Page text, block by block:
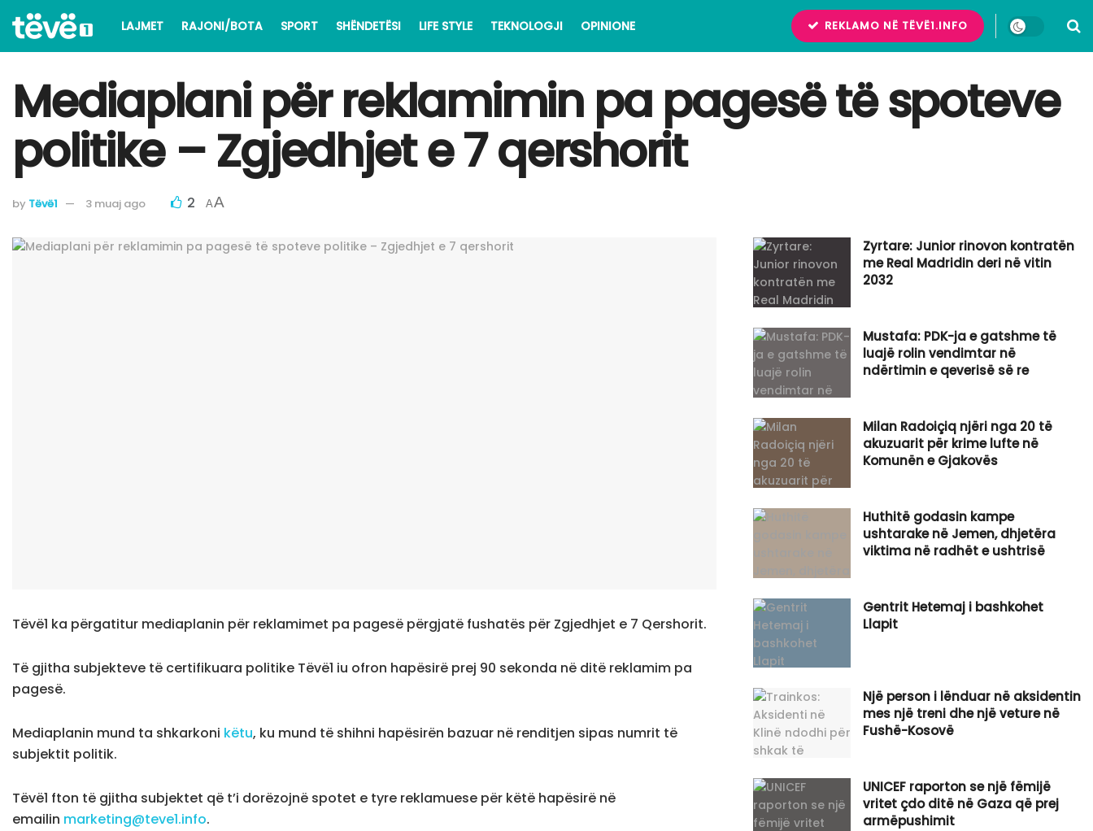
LAJMET RAJONI/BOTA SPORT SHËNDETËSI LIFE STYLE TEKNOLOGJI OPINIONE REKLAMO NË TËVË1.INFO
Mediaplani për reklamimin pa pagesë të spoteve
politike – Zgjedhjet e 7 qershorit
by Tëvë1 3 muaj ago 2 AA
Tëvë1 ka përgatitur mediaplanin për reklamimet pa pagesë përgjatë fushatës për Zgjedhjet e 7 Qershorit.
Të gjitha subjekteve të certifikuara politike Tëvë1 iu ofron hapësirë prej 90 sekonda në ditë reklamim pa
pagesë.
Mediaplanin mund ta shkarkoni këtu, ku mund të shihni hapësirën bazuar në renditjen sipas numrit të
subjektit politik.
Tëvë1 fton të gjitha subjektet që t’i dorëzojnë spotet e tyre reklamuese për këtë hapësirë në
emailin marketing@teve1.info.
Zyrtare: Junior rinovon kontratën
me Real Madridin deri në vitin
2032
Mustafa: PDK-ja e gatshme të
luajë rolin vendimtar në
ndërtimin e qeverisë së re
Milan Radoiçiq njëri nga 20 të
akuzuarit për krime lufte në
Komunën e Gjakovës
Huthitë godasin kampe
ushtarake në Jemen, dhjetëra
viktima në radhët e ushtrisë
Gentrit Hetemaj i bashkohet
Llapit
Një person i lënduar në aksidentin
mes një treni dhe një veture në
Fushë-Kosovë
UNICEF raporton se një fëmijë
vritet çdo ditë në Gaza që prej
armëpushimit